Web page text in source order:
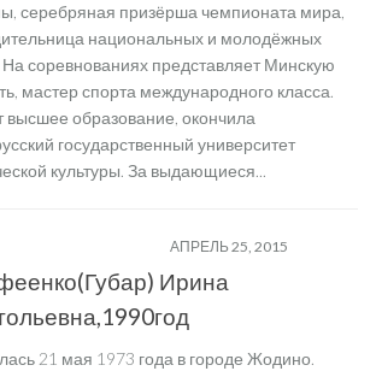
серебряная призёрша чемпионата мира,
национальных и молодёжных
На соревнованиях представляет Минскую
мастер спорта международного класса.
высшее образование, окончила
государственный университет
культуры. За выдающиеся...
АПРЕЛЬ 25, 2015
Ирина
21 мая 1973 года в городе Жодино.